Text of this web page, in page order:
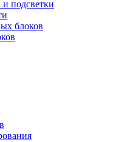
и подсветки
блоков